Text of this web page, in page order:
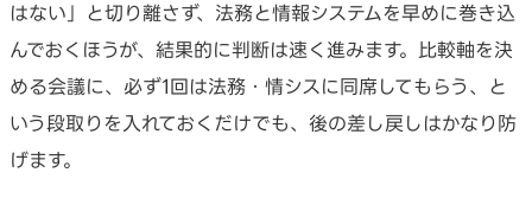
はない」と切り離さず、法務と情報システムを早めに巻き込
んでおくほうが、結果的に判断は速く進みます。比較軸を決
める会議に、必ず1回は法務・情シスに同席してもらう、と
いう段取りを入れておくだけでも、後の差し戻しはかなり防
げます。